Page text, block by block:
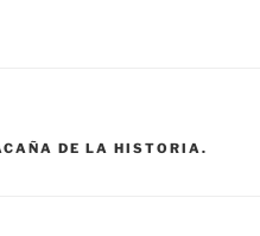
DE LA HISTORIA.